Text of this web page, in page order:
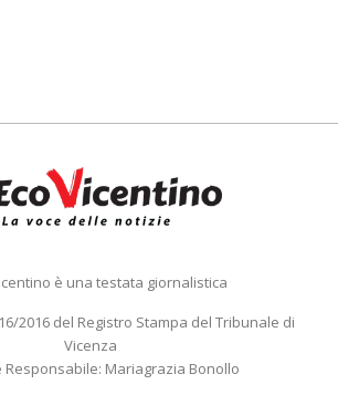
è una testata giornalistica
2016 del Registro Stampa del Tribunale di
Vicenza
Responsabile: Mariagrazia Bonollo